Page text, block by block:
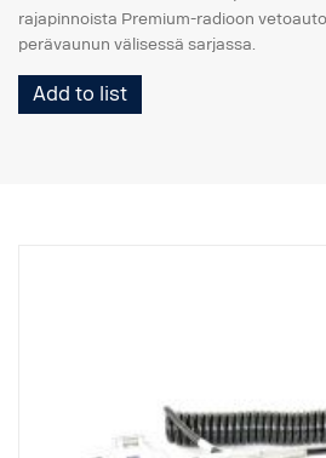
rajapinnoista Premium-radioon
perävaunun välisessä sarjassa.
Add to list